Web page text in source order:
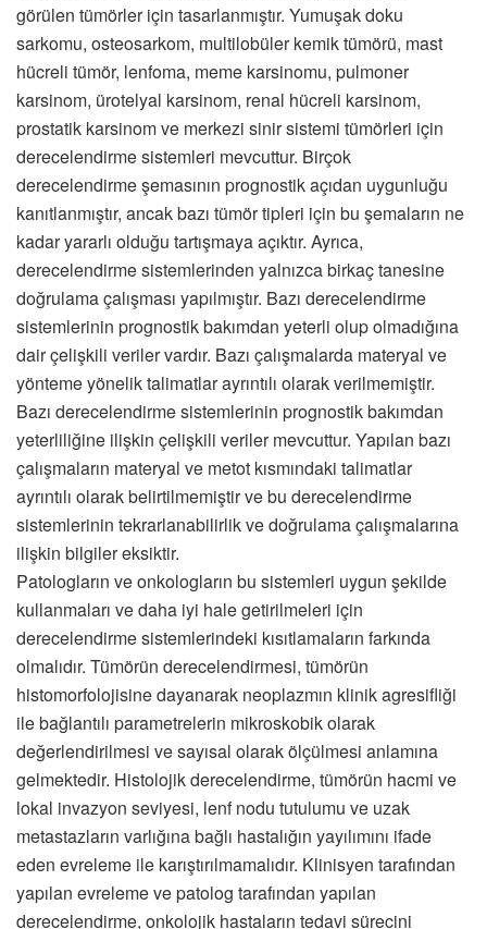
görülen tümörler için tasarlanmıştır. Yumuşak doku
sarkomu, osteosarkom, multilobüler kemik tümörü, mast
hücreli tümör, lenfoma, meme karsinomu, pulmoner
karsinom, ürotelyal karsinom, renal hücreli karsinom,
prostatik karsinom ve merkezi sinir sistemi tümörleri için
derecelendirme sistemleri mevcuttur. Birçok
derecelendirme şemasının prognostik açıdan uygunluğu
kanıtlanmıştır, ancak bazı tümör tipleri için bu şemaların ne
kadar yararlı olduğu tartışmaya açıktır. Ayrıca,
derecelendirme sistemlerinden yalnızca birkaç tanesine
doğrulama çalışması yapılmıştır. Bazı derecelendirme
sistemlerinin prognostik bakımdan yeterli olup olmadığına
dair çelişkili veriler vardır. Bazı çalışmalarda materyal ve
yönteme yönelik talimatlar ayrıntılı olarak verilmemiştir.
Bazı derecelendirme sistemlerinin prognostik bakımdan
yeterliliğine ilişkin çelişkili veriler mevcuttur. Yapılan bazı
çalışmaların materyal ve metot kısmındaki talimatlar
ayrıntılı olarak belirtilmemiştir ve bu derecelendirme
sistemlerinin tekrarlanabilirlik ve doğrulama çalışmalarına
ilişkin bilgiler eksiktir.
Patologların ve onkologların bu sistemleri uygun şekilde
kullanmaları ve daha iyi hale getirilmeleri için
derecelendirme sistemlerindeki kısıtlamaların farkında
olmalıdır. Tümörün derecelendirmesi, tümörün
histomorfolojisine dayanarak neoplazmın klinik agresifliği
ile bağlantılı parametrelerin mikroskobik olarak
değerlendirilmesi ve sayısal olarak ölçülmesi anlamına
gelmektedir. Histolojik derecelendirme, tümörün hacmi ve
lokal invazyon seviyesi, lenf nodu tutulumu ve uzak
metastazların varlığına bağlı hastalığın yayılımını ifade
eden evreleme ile karıştırılmamalıdır. Klinisyen tarafından
yapılan evreleme ve patolog tarafından yapılan
derecelendirme, onkolojik hastaların tedavi sürecini